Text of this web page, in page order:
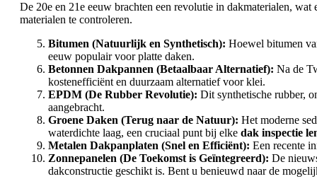
De 20e en 21e eeuw brachten een revolutie in dakmaterialen,
materialen te controleren.
Bitumen (Natuurlijk en Synthetisch): Hoewel bitumen
eeuw populair voor platte daken.
Betonnen Dakpannen (Betaalbaar Alternatief): Na de
kostenefficiënt en duurzaam alternatief voor klei.
EPDM (De Rubber Revolutie): Dit synthetische rubber,
aangebracht.
Groene Daken (Terug naar de Natuur): Het moderne
waterdichte laag, een cruciaal punt bij elke dak inspectie
Metalen Dakpanplaten (Snel en Efficiënt): Een recente
Zonnepanelen (De Toekomst is Geïntegreerd): De
dakconstructie geschikt is. Bent u benieuwd naar de